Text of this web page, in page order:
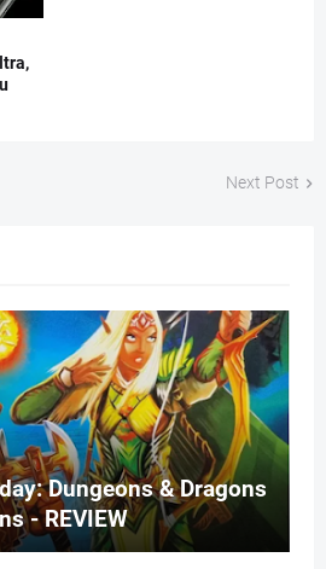
Next Post
Dungeons & Dragons
- REVIEW